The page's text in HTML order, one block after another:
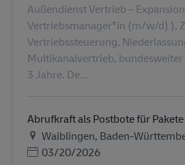
Außendienst Vertrieb –
Vertriebsmanager*in (m/w/d) ),
Vertriebssteuerung,
Multikanalvertrieb,
3 Jahre. De...
Abrufkraft als Postbote für
Местоположение
Waiblingen, Baden-
Дата публикации
03/20/2026